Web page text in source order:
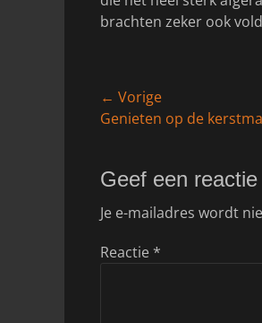
brachten zeker ook
Bericht
navigatie
← Vorige
Vorig
Genieten op de
Geef een reactie
Je e-mailadres wordt
Reactie *